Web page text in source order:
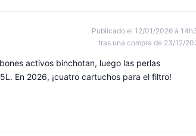
Publicado el 12/01/2026 à
tras una compra de 23/12/
activos binchotan, luego las perlas
En 2026, ¡cuatro cartuchos para el filtro!